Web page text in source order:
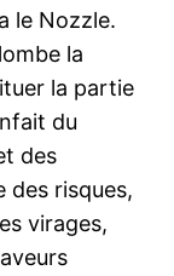
le Nozzle.
la
la partie
du
des
des risques,
virages,